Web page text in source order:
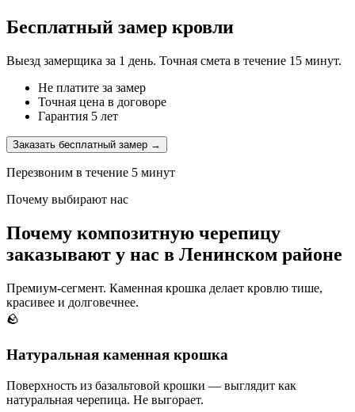
Бесплатный замер кровли
Выезд замерщика за 1 день. Точная смета в течение 15 минут.
Не платите за замер
Точная цена в договоре
Гарантия 5 лет
Заказать бесплатный замер →
Перезвоним в течение 5 минут
Почему выбирают нас
Почему композитную черепицу
заказывают у нас в Ленинском районе
Премиум-сегмент. Каменная крошка делает кровлю тише,
красивее и долговечнее.
🪨
Натуральная каменная крошка
Поверхность из базальтовой крошки — выглядит как
натуральная черепица. Не выгорает.